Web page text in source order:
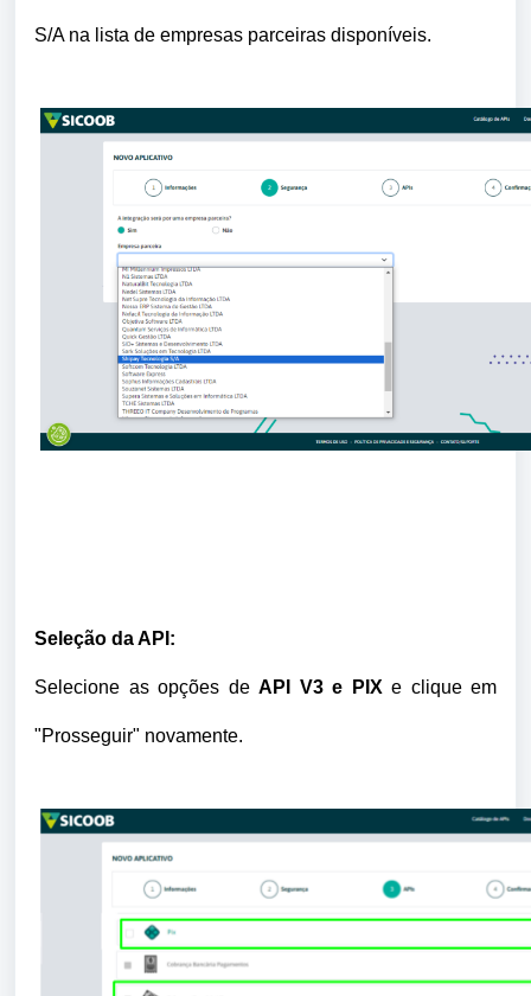
S/A na lista de empresas parceiras disponíveis.
Seleção da API:
Selecione as opções de API V3 e PIX e clique em
"Prosseguir" novamente.